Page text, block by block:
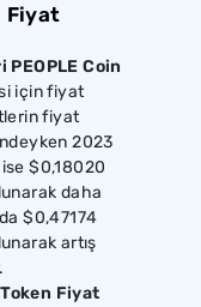
Fiyat
Coin
için fiyat
fiyat
2023
$0,18020
daha
$0,47174
artış
Fiyat